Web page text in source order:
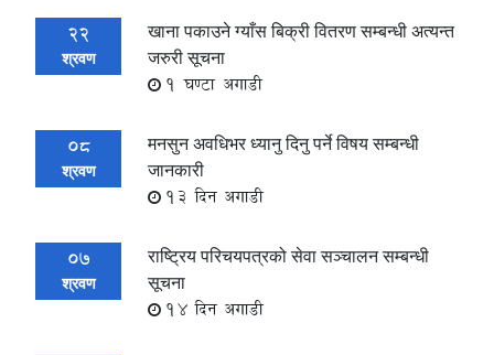
22
श्रवण
खाना पकाउने ग्याँस बिक्री वितरण सम्बन्धी अत्यन्त
जरुरी सूचना
1 घण्टा अगाडी
08
श्रवण
मनसुन अवधिभर ध्यानु दिनु पर्ने विषय सम्बन्धी
जानकारी
13 दिन अगाडी
07
श्रवण
राष्ट्रिय परिचयपत्रको सेवा सञ्चालन सम्बन्धी
सूचना
14 दिन अगाडी